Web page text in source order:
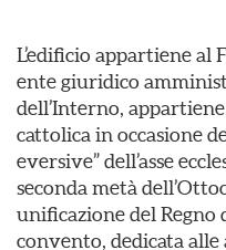
L’edificio appartiene al
ente giuridico
dell’Interno,
cattolica in occasione
eversive” dell’asse
seconda metà
unificazione del Regno
convento, dedicata